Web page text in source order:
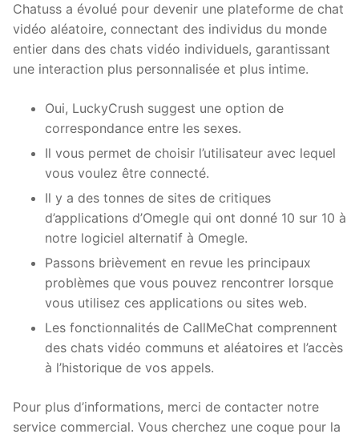
Chatuss a évolué pour devenir une plateforme de chat
vidéo aléatoire, connectant des individus du monde
entier dans des chats vidéo individuels, garantissant
une interaction plus personnalisée et plus intime.
Oui, LuckyCrush suggest une option de
correspondance entre les sexes.
Il vous permet de choisir l’utilisateur avec lequel
vous voulez être connecté.
Il y a des tonnes de sites de critiques
d’applications d’Omegle qui ont donné 10 sur 10 à
notre logiciel alternatif à Omegle.
Passons brièvement en revue les principaux
problèmes que vous pouvez rencontrer lorsque
vous utilisez ces applications ou sites web.
Les fonctionnalités de CallMeChat comprennent
des chats vidéo communs et aléatoires et l’accès
à l’historique de vos appels.
Pour plus d’informations, merci de contacter notre
service commercial. Vous cherchez une coque pour la